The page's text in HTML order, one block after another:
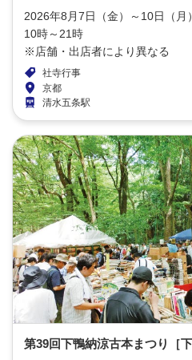
2026年8月7日（金）～10日（月）
10時～21時
※店舗・出店者により異なる
社寺行事
京都
清水五条駅
第39回下鴨納涼古本まつり［